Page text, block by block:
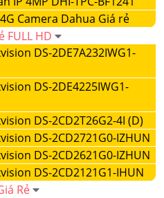
Camera Dahua Giá rẻ
FULL HD
DS-2DE7A232IWG1-
DS-2DE4225IWG1-
DS-2CD2T26G2-4I (D)
DS-2CD2721G0-IZHUN
DS-2CD2621G0-IZHUN
DS-2CD2121G1-IHUN
Rẻ